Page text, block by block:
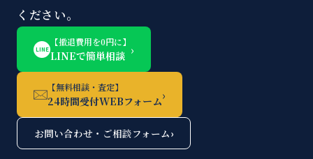
ください。
LINE
【撤退費用を0円に】
LINEで簡単相談 ›
【無料相談・査定】
24時間受付WEBフォーム›
お問い合わせ・ご相談フォーム›